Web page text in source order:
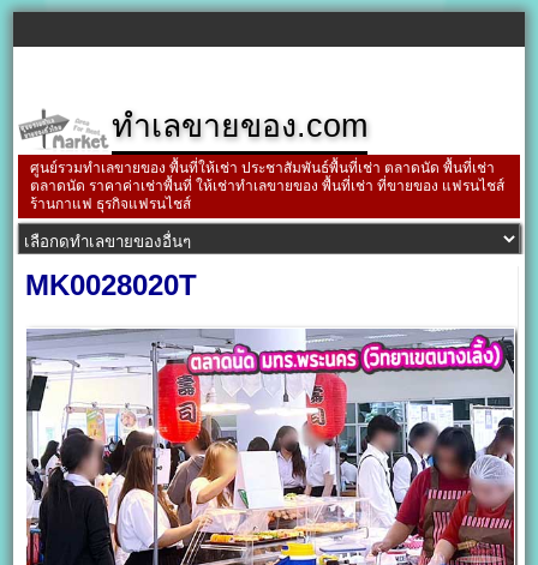
ทำเลขายของ.com
ศูนย์รวมทำเลขายของ พื้นที่ให้เช่า ประชาสัมพันธ์พื้นที่เช่า ตลาดนัด พื้นที่เช่า
ตลาดนัด ราคาค่าเช่าพื้นที่ ให้เช่าทำเลขายของ พื้นที่เช่า ที่ขายของ แฟรนไชส์
ร้านกาแฟ ธุรกิจแฟรนไชส์
MK0028020T